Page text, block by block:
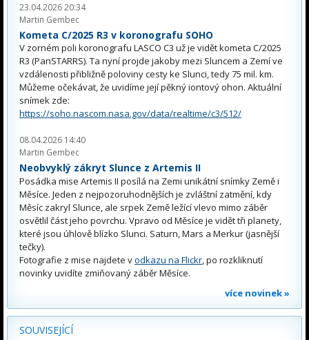
23.04.2026 20:34
Martin Gembec
Kometa C/2025 R3 v koronografu SOHO
V zorném poli koronografu LASCO C3 už je vidět kometa C/2025
R3 (PanSTARRS). Ta nyní projde jakoby mezi Sluncem a Zemí ve
vzdálenosti přibližně poloviny cesty ke Slunci, tedy 75 mil. km.
Můžeme očekávat, že uvidíme její pěkný iontový ohon. Aktuální
snímek zde:
https://soho.nascom.nasa.gov/data/realtime/c3/512/
08.04.2026 14:40
Martin Gembec
Neobvyklý zákryt Slunce z Artemis II
Posádka mise Artemis II posílá na Zemi unikátní snímky Země i
Měsíce. Jeden z nejpozoruhodnějších je zvláštní zatmění, kdy
Měsíc zakryl Slunce, ale srpek Země ležící vlevo mimo záběr
osvětlil část jeho povrchu. Vpravo od Měsíce je vidět tři planety,
které jsou úhlově blízko Slunci. Saturn, Mars a Merkur (jasnější
tečky).
Fotografie z mise najdete vodkazu na Flickr, po rozkliknutí
novinky uvidíte zmiňovaný záběr Měsíce.
více novinek »
SOUVISEJÍCÍ